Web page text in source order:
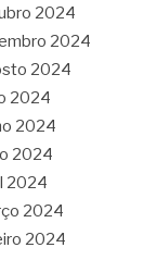
2024
2024
2024
2024
2024
2024
2024
2024
2024